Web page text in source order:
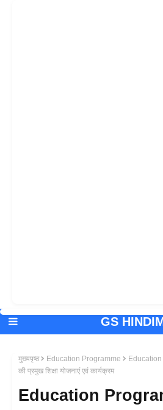
GS
मुख्यपृष्ठ Education Programme
की प्रमुख शिक्षा योजनाएं एवं कार्यक्रम
Education